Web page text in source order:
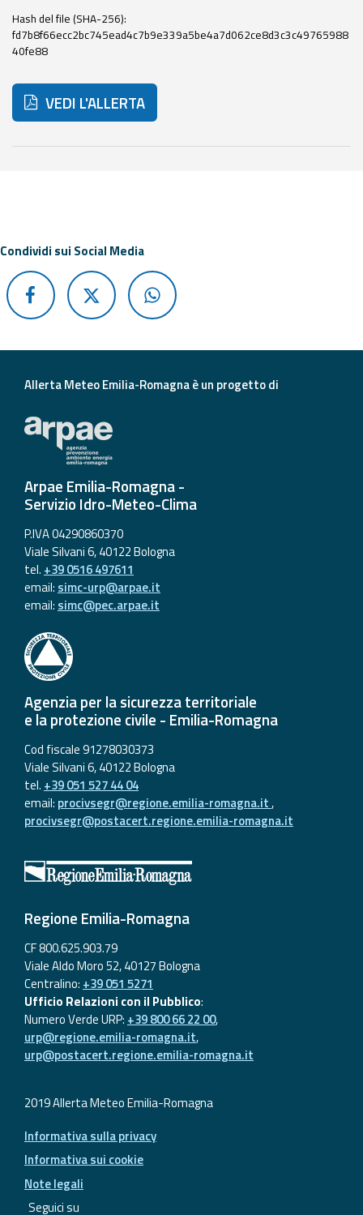
Strumenti
Report
Domande
frequenti
Guida per gli
Allerta
Emilia-
Romagna
Hash del file (SHA-256):
fd7b8f66ecc2bc745ead4c7b9e339a5be4a7d062ce8d3c3c49765988
40fe88
VEDI L'ALLERTA
Condividi sui Social Media
Allerta Meteo Emilia-Romagna è un progetto di
Arpae Emilia-Romagna -
Servizio Idro-Meteo-Clima
P.IVA 04290860370
Viale Silvani 6, 40122 Bologna
tel. +39 0516 497611
email: simc-urp@arpae.it
email: simc@pec.arpae.it
Agenzia per la sicurezza territoriale
e la protezione civile - Emilia-Romagna
Cod fiscale 91278030373
Viale Silvani 6, 40122 Bologna
tel. +39 051 527 44 04
email: procivsegr@regione.emilia-romagna.it,
procivsegr@postacert.regione.emilia-romagna.it
Regione Emilia-Romagna
CF 800.625.903.79
Viale Aldo Moro 52, 40127 Bologna
Centralino: +39 051 5271
Ufficio Relazioni con il Pubblico:
Numero Verde URP: +39 800 66 22 00,
urp@regione.emilia-romagna.it,
urp@postacert.regione.emilia-romagna.it
2019 Allerta Meteo Emilia-Romagna
Informativa sulla privacy
Informativa sui cookie
Note legali
Seguici su